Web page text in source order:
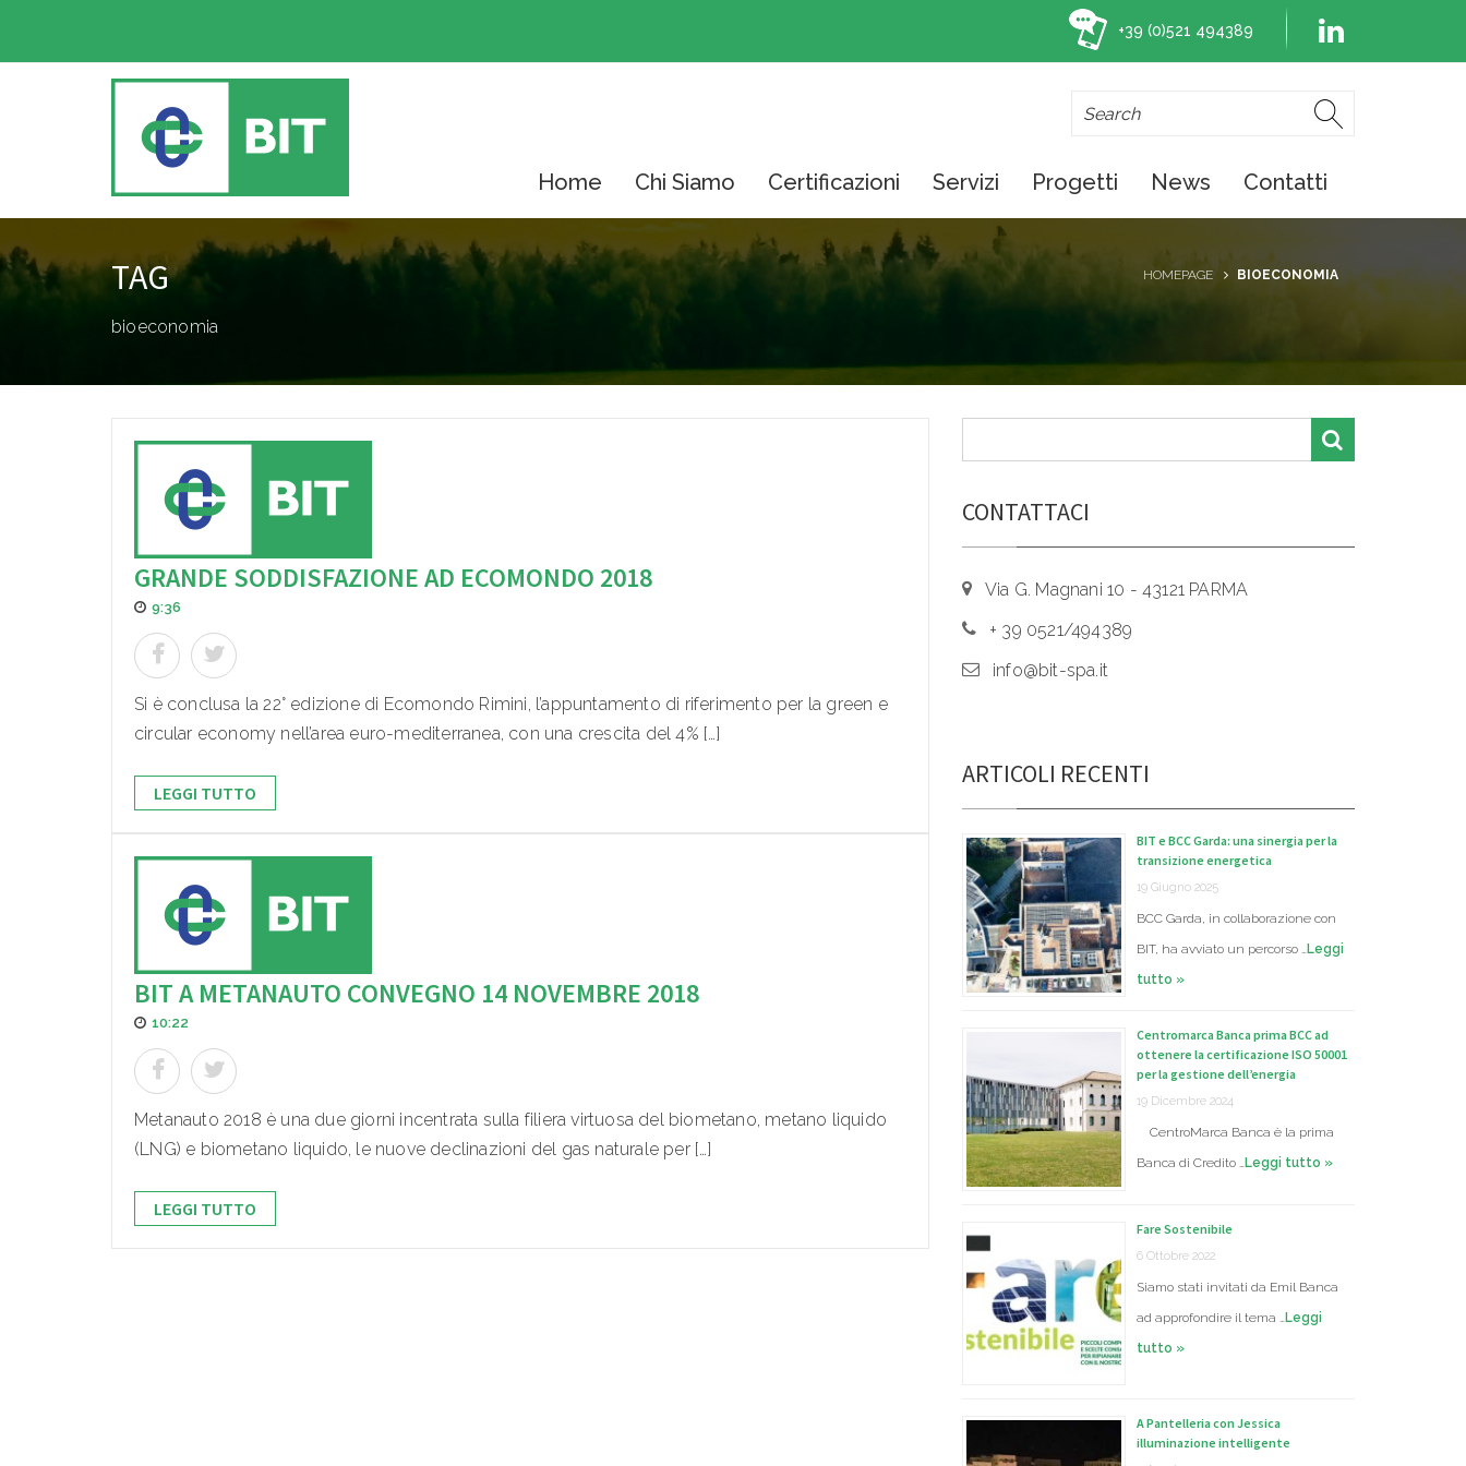
+39 (0)521 494389
Home Chi Siamo Certificazioni Servizi Progetti News Contatti
TAG
bioeconomia
HOMEPAGE BIOECONOMIA
GRANDE SODDISFAZIONE AD ECOMONDO 2018
9:36
Si è conclusa la 22° edizione di Ecomondo Rimini, l’appuntamento di riferimento per la green e
circular economy nell’area euro-mediterranea, con una crescita del 4% […]
LEGGI TUTTO
BIT A METANAUTO CONVEGNO 14 NOVEMBRE 2018
10:22
Metanauto 2018 è una due giorni incentrata sulla filiera virtuosa del biometano, metano liquido
(LNG) e biometano liquido, le nuove declinazioni del gas naturale per […]
LEGGI TUTTO
CONTATTACI
Via G. Magnani 10 - 43121 PARMA
+ 39 0521/494389
info@bit-spa.it
ARTICOLI RECENTI
BIT e BCC Garda: una sinergia per la
transizione energetica
19 Giugno 2025
BCC Garda, in collaborazione con
BIT, ha avviato un percorso …Leggi
tutto »
Centromarca Banca prima BCC ad
ottenere la certificazione ISO 50001
per la gestione dell’energia
19 Dicembre 2024
CentroMarca Banca è la prima
Banca di Credito …Leggi tutto »
Fare Sostenibile
6 Ottobre 2022
Siamo stati invitati da Emil Banca
ad approfondire il tema …Leggi
tutto »
A Pantelleria con Jessica
illuminazione intelligente